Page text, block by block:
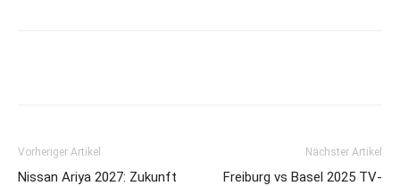
Vorheriger Artikel
Nissan Ariya 2027: Zukunft
Nächster Artikel
Freiburg vs Basel 2025 TV-